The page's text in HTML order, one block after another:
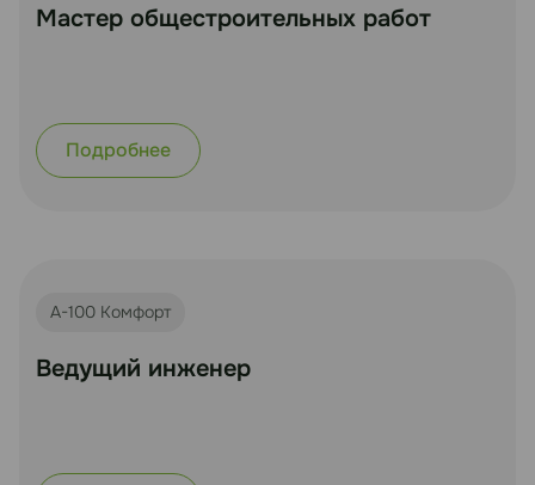
Мастер общестроительных работ
Подробнее
А-100 Комфорт
Ведущий инженер